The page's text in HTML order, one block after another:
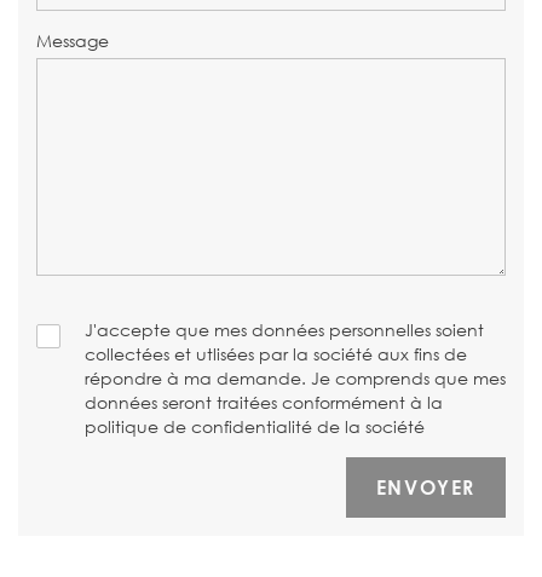
Message
J'accepte que mes données personnelles soient
collectées et utlisées par la société aux fins de
répondre à ma demande. Je comprends que mes
données seront traitées conformément à la
politique de confidentialité de la société